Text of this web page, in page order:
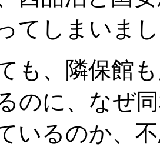
てしまいま
も、隣保館
のに、なぜ
いるのか、